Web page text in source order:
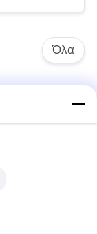
Όλα
σωλήνας